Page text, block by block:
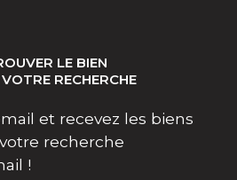
LE BIEN
RECHERCHE
et recevez les biens
recherche
!